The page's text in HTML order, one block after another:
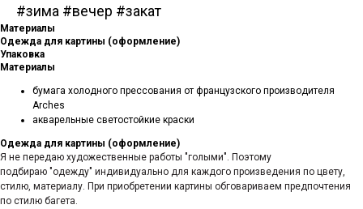
#зима #вечер #закат
Материалы
Одежда для картины (оформление)
Упаковка
Материалы
бумага холодного прессования от французского производителя
Arches
акварельные светостойкие краски
Одежда для картины (оформление)
Я не передаю художественные работы "голыми". Поэтому
подбираю "одежду" индивидуально для каждого произведения по цвету,
стилю, материалу. При приобретении картины обговариваем предпочтения
по стилю багета.